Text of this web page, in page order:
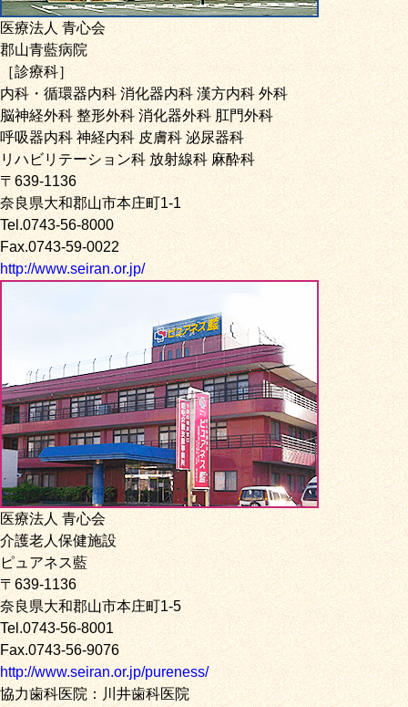
医療法人 青心会
郡山青藍病院
［診療科］
内科・循環器内科 消化器内科 漢方内科 外科
脳神経外科 整形外科 消化器外科 肛門外科
呼吸器内科 神経内科 皮膚科 泌尿器科
リハビリテーション科 放射線科 麻酔科
〒639-1136
奈良県大和郡山市本庄町1-1
Tel.0743-56-8000
Fax.0743-59-0022
http://www.seiran.or.jp/
医療法人 青心会
介護老人保健施設
ピュアネス藍
〒639-1136
奈良県大和郡山市本庄町1-5
Tel.0743-56-8001
Fax.0743-56-9076
http://www.seiran.or.jp/pureness/
協力歯科医院：川井歯科医院